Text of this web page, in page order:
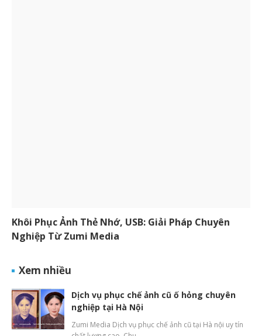
Khôi Phục Ảnh Thẻ Nhớ, USB: Giải Pháp Chuyên
Nghiệp Từ Zumi Media
Xem nhiều
Dịch vụ phục chế ảnh cũ ố hỏng chuyên
nghiệp tại Hà Nội
Zumi Media Dịch vụ phục chế ảnh cũ tại Hà nội uy tín